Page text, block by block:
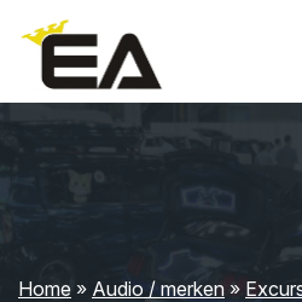
Home » Audio / merken »